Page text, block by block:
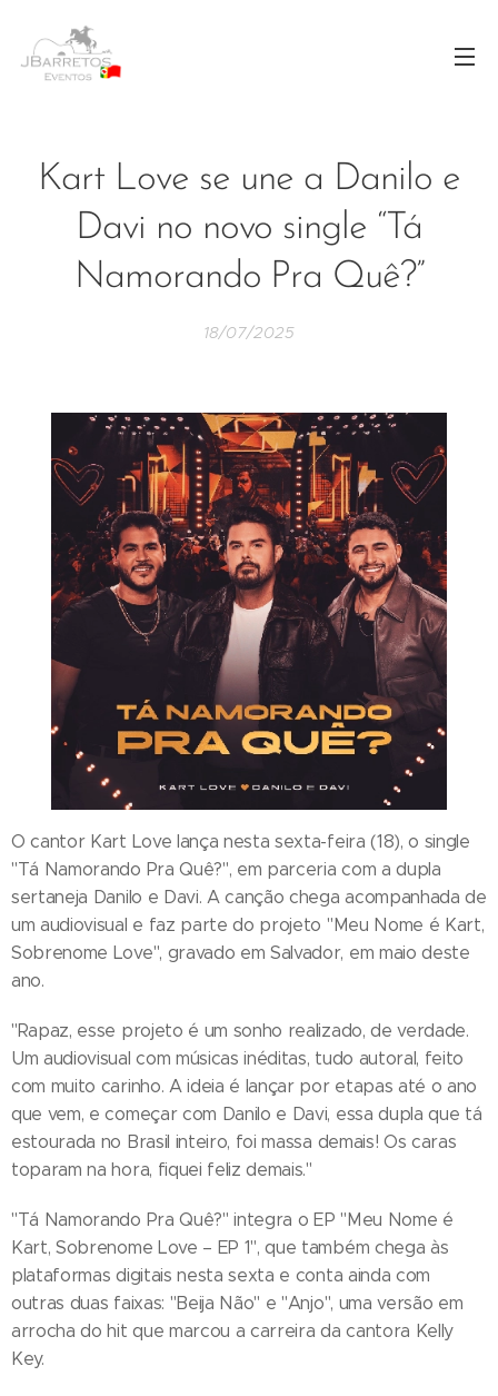
Kart Love se une a Danilo e
Davi no novo single “Tá
Namorando Pra Quê?”
18/07/2025
O cantor Kart Love lança nesta sexta-feira (18), o single
"Tá Namorando Pra Quê?", em parceria com a dupla
sertaneja Danilo e Davi. A canção chega acompanhada de
um audiovisual e faz parte do projeto "Meu Nome é Kart,
Sobrenome Love", gravado em Salvador, em maio deste
ano.
"Rapaz, esse projeto é um sonho realizado, de verdade.
Um audiovisual com músicas inéditas, tudo autoral, feito
com muito carinho. A ideia é lançar por etapas até o ano
que vem, e começar com Danilo e Davi, essa dupla que tá
estourada no Brasil inteiro, foi massa demais! Os caras
toparam na hora, fiquei feliz demais."
"Tá Namorando Pra Quê?" integra o EP "Meu Nome é
Kart, Sobrenome Love – EP 1", que também chega às
plataformas digitais nesta sexta e conta ainda com
outras duas faixas: "Beija Não" e "Anjo", uma versão em
arrocha do hit que marcou a carreira da cantora Kelly
Key.